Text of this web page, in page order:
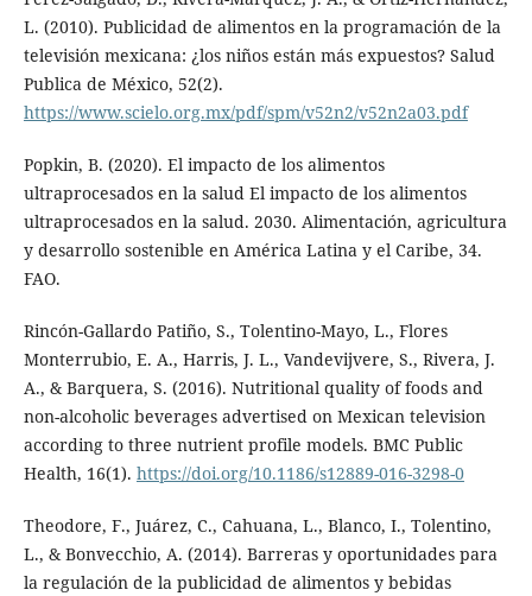
L. (2010). Publicidad de alimentos en la programación de la
televisión mexicana: ¿los niños están más expuestos? Salud
Publica de México, 52(2).
https://www.scielo.org.mx/pdf/spm/v52n2/v52n2a03.pdf
Popkin, B. (2020). El impacto de los alimentos
ultraprocesados en la salud El impacto de los alimentos
ultraprocesados en la salud. 2030. Alimentación, agricultura
y desarrollo sostenible en América Latina y el Caribe, 34.
FAO.
Rincón-Gallardo Patiño, S., Tolentino-Mayo, L., Flores
Monterrubio, E. A., Harris, J. L., Vandevijvere, S., Rivera, J.
A., & Barquera, S. (2016). Nutritional quality of foods and
non-alcoholic beverages advertised on Mexican television
according to three nutrient profile models. BMC Public
Health, 16(1). https://doi.org/10.1186/s12889-016-3298-0
Theodore, F., Juárez, C., Cahuana, L., Blanco, I., Tolentino,
L., & Bonvecchio, A. (2014). Barreras y oportunidades para
la regulación de la publicidad de alimentos y bebidas